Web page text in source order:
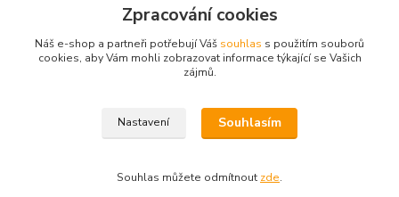
+420773237626
popisekhk@gmail.com
Zpracování cookies
Náš e-shop a partneři potřebují Váš souhlas s použitím souborů
cookies, aby Vám mohli zobrazovat informace týkající se Vašich
zájmů.
Nastavení Souhlasím
Souhlas můžete odmítnout zde.